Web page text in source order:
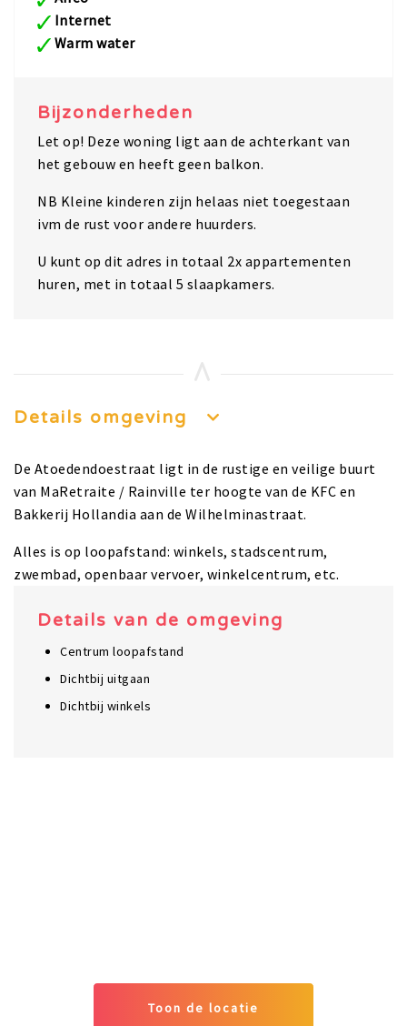
Internet
Warm water
Bijzonderheden
Let op! Deze woning ligt aan de achterkant van
het gebouw en heeft geen balkon.
NB Kleine kinderen zijn helaas niet toegestaan
ivm de rust voor andere huurders.
U kunt op dit adres in totaal 2x appartementen
huren, met in totaal 5 slaapkamers.
Details omgeving
De Atoedendoestraat ligt in de rustige en veilige buurt
van MaRetraite / Rainville ter hoogte van de KFC en
Bakkerij Hollandia aan de Wilhelminastraat.
Alles is op loopafstand: winkels, stadscentrum,
zwembad, openbaar vervoer, winkelcentrum, etc.
Details van de omgeving
Centrum loopafstand
Dichtbij uitgaan
Dichtbij winkels
Toon de locatie